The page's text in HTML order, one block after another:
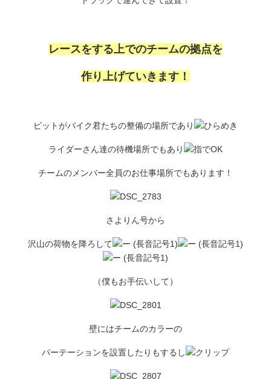
レースをする上でのチームの拠点を
作り上げていきます！
ピットがバイク君たちの整備の場所であり
ライダーさん達の待機場所でもあり
チームのメンバー全員のお仕事場所でもあります！
さよりん号から
沢山の荷物を降ろして
（僕もお手伝いして）
壁にはチームのカラーの
パーテーションを設置したりもするし